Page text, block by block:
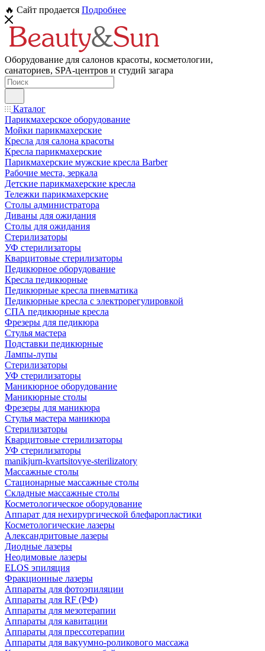
🔥 Сайт продается Подробнее
Оборудование для салонов красоты, косметологии,
санаториев, SPA-центров и студий загара
Каталог
Парикмахерское оборудование
Мойки парикмахерские
Кресла для салона красоты
Кресла парикмахерские
Парикмахерские мужские кресла Barber
Рабочие места, зеркала
Детские парикмахерские кресла
Тележки парикмахерские
Столы администратора
Диваны для ожидания
Столы для ожидания
Стерилизаторы
УФ стерилизаторы
Кварцитовые стерилизаторы
Педикюрное оборудование
Кресла педикюрные
Педикюрные кресла пневматика
Педикюрные кресла с электрорегулировкой
СПА педикюрные кресла
Фрезеры для педикюра
Стулья мастера
Подставки педикюрные
Лампы-лупы
Стерилизаторы
УФ стерилизаторы
Маникюрное оборудование
Маникюрные столы
Фрезеры для маникюра
Стулья мастера маникюра
Стерилизаторы
Кварцитовые стерилизаторы
УФ стерилизаторы
manikjurn-kvartsitovye-sterilizatory
Массажные столы
Стационарные массажные столы
Складные массажные столы
Косметологическое оборудование
Аппарат для нехирургической блефаропластики
Косметологические лазеры
Александритовые лазеры
Диодные лазеры
Неодимовые лазеры
ELOS эпиляция
Фракционные лазеры
Аппараты для фотоэпиляции
Аппараты для RF (РФ)
Аппараты для мезотерапии
Аппараты для кавитации
Аппараты для прессотерапии
Аппараты для вакуумно-роликового массажа